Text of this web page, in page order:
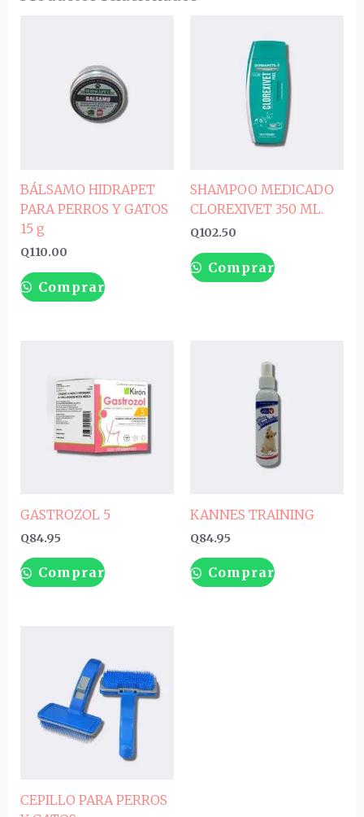
BÁLSAMO HIDRAPET
PARA PERROS Y GATOS
15 g
Q110.00
Comprar
SHAMPOO MEDICADO
CLOREXIVET 350 ML.
Q102.50
Comprar
GASTROZOL 5
Q84.95
Comprar
KANNES TRAINING
Q84.95
Comprar
CEPILLO PARA PERROS
through
Q54.95